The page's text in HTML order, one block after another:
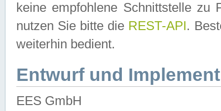
keine empfohlene Schnittstelle zu
nutzen Sie bitte die REST-API.
weiterhin bedient.
Entwurf und
EES GmbH